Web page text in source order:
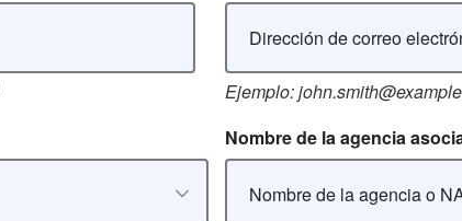
Ejemplo:
Nombre de la agencia